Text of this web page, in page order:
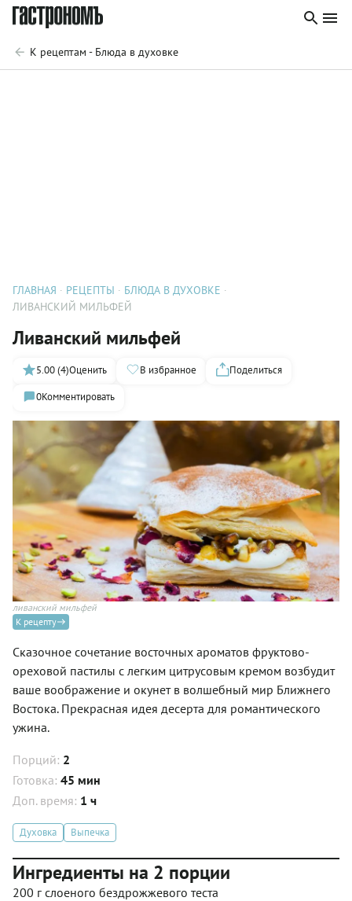
К рецептам - Блюда в духовке
ГЛАВНАЯ РЕЦЕПТЫ
БЛЮДА В ДУХОВКЕ
ЛИВАНСКИЙ МИЛЬФЕЙ
Ливанский мильфей
5.00 (4)Оценить В избранное
Поделиться
0Комментировать
ливанский мильфей
К рецепту
Сказочное сочетание восточных ароматов фруктово-
ореховой пастилы с легким цитрусовым кремом возбудит
ваше воображение и окунет в волшебный мир Ближнего
Востока. Прекрасная идея десерта для романтического
ужина.
Порций: 2
Готовка: 45 мин
Доп. время: 1 ч
Духовка Выпечка
Ингредиенты на 2 порции
200 г слоеного бездрожжевого теста